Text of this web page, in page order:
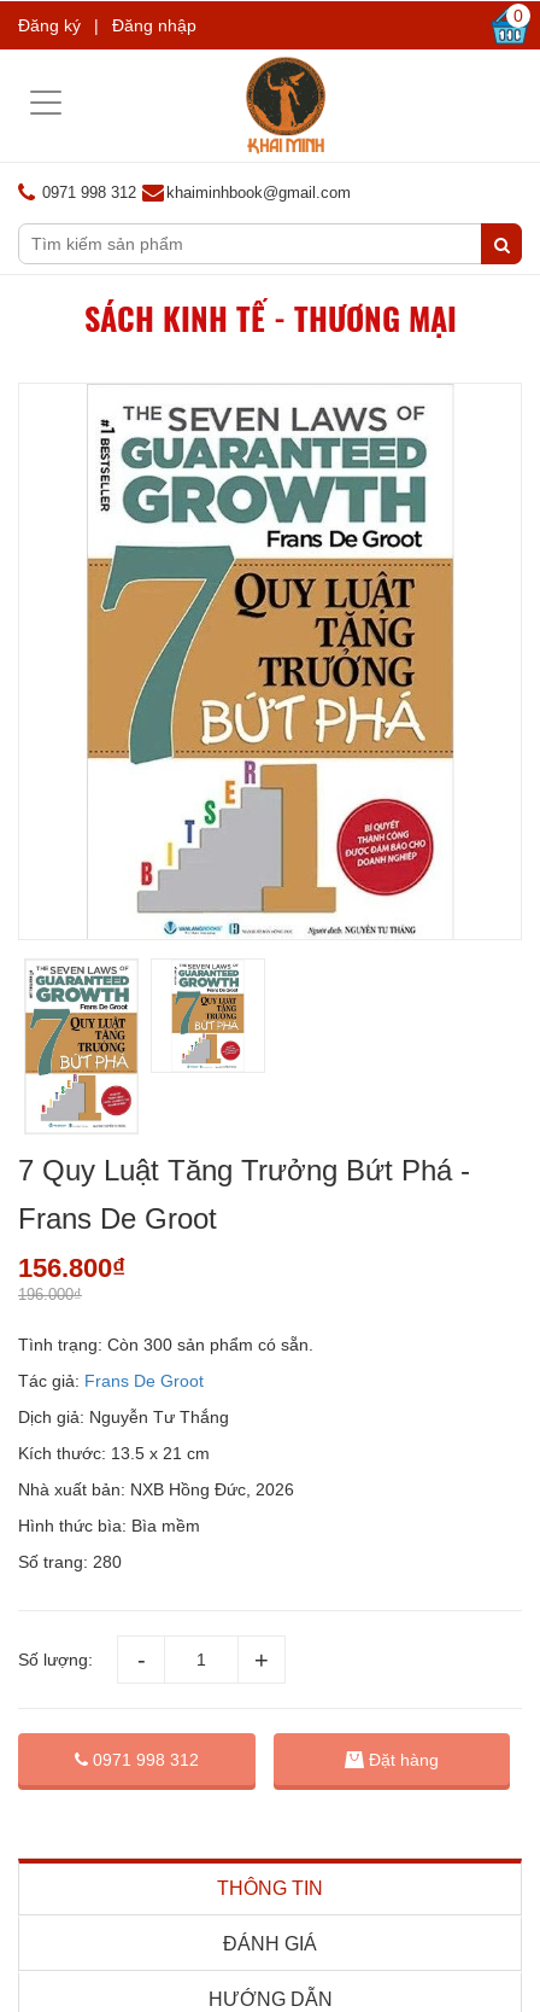
Đăng ký | Đăng nhập 0
Toggle
0971 998 312 khaiminhbook@gmail.com
SÁCH KINH TẾ - THƯƠNG MẠI
7 Quy Luật Tăng Trưởng Bứt Phá -
Frans De Groot
156.800₫
196.000₫
Tình trạng: Còn 300 sản phẩm có sẵn.
Tác giả: Frans De Groot
Dịch giả: Nguyễn Tư Thắng
Kích thước: 13.5 x 21 cm
Nhà xuất bản: NXB Hồng Đức, 2026
Hình thức bìa: Bìa mềm
Số trang: 280
Số lượng:
0971 998 312 Đặt hàng
THÔNG TIN
ĐÁNH GIÁ
HƯỚNG DẪN